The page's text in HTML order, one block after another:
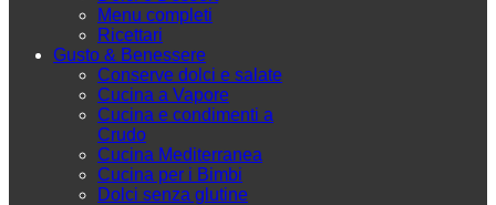
Menu completi
Ricettari
Gusto & Benessere
Conserve dolci e salate
Cucina a Vapore
Cucina e condimenti a
Crudo
Cucina Mediterranea
Cucina per i Bimbi
Dolci senza glutine